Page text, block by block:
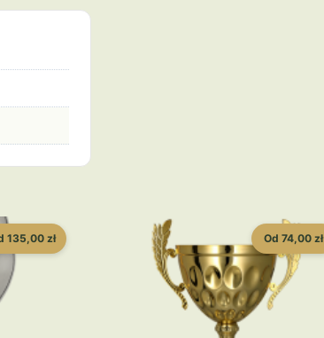
135,00 zł Od 74,00 zł